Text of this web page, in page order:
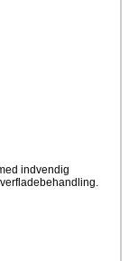
indvendig